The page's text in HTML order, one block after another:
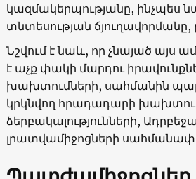
կազմակերպությանը, ինչպես
տնտեսության
Նշվում է նաև, որ չնայած այս
է աչք փակի մարդու
խախտումների, սահմանին
կրկնվող հրադադարի
ձերբակալությունների,
լրատվամիջոցների